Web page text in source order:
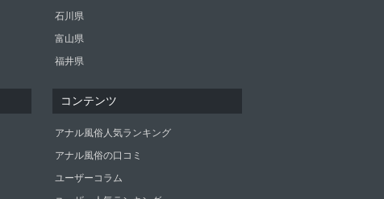
石川県
富山県
福井県
コンテンツ
アナル風俗人気ランキング
アナル風俗の口コミ
ユーザーコラム